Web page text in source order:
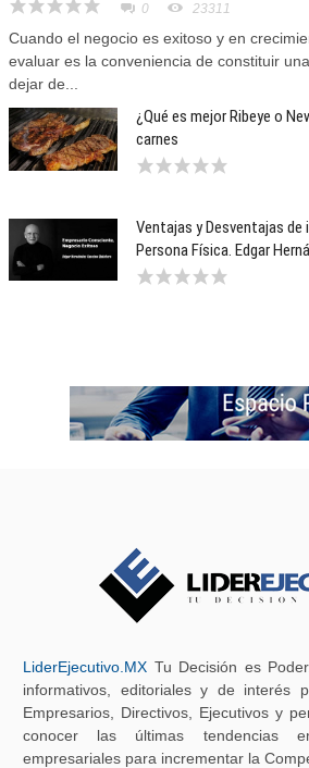
0 23311
Cuando el negocio es exitoso y en
evaluar es la conveniencia de constituir
dejar de...
¿Qué es mejor Ribeye o
carnes
Ventajas y Desventajas
Persona Física. Edgar
LiderEjecutivo.MX Tu Decisión es
informativos, editoriales y de interés
Empresarios, Directivos, Ejecutivos y
conocer las últimas tendencias
empresariales para incrementar la